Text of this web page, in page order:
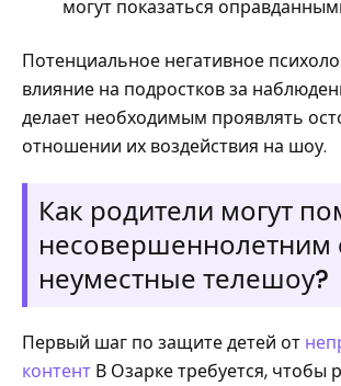
могут показаться
Потенциальное негативное
влияние на подростков за
делает необходимым проявлять
отношении их воздействия на шоу.
Как родители могут
несовершеннолетним
неуместные телешоу?
Первый шаг по защите детей от
контент В Озарке требуется, чтобы